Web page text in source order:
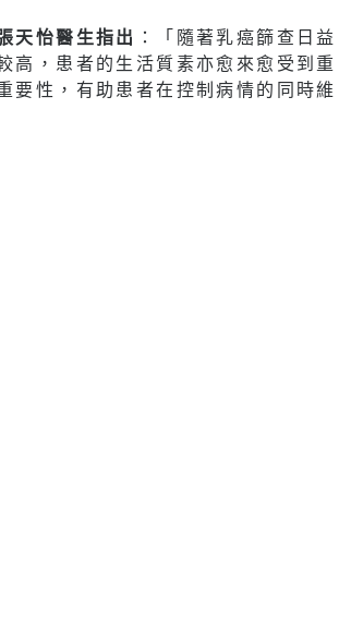
天怡醫生指出 ：「隨著乳癌篩查日益
高，患者的生活質素亦愈來愈受到重
要性，有助患者在控制病情的同時維